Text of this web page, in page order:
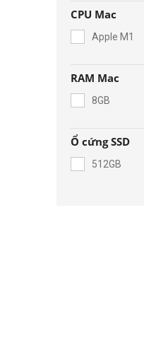
CPU Mac
Apple M1
RAM Mac
8GB
Ổ cứng SSD
512GB